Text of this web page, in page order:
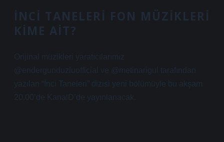
İNCI TANELERI FON MÜZIKLERI
KIME AIT?
Orijinal müzikleri yaratıcılarımız
@endergunduzluofficial ve @metinarigul tarafından
yazılan “İnci Taneleri” dizisi yeni bölümüyle bu akşam
20.00’de KanalD’de yayınlanacak.